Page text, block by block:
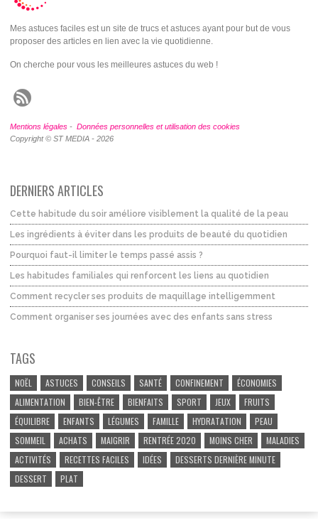
Mes astuces faciles est un site de trucs et astuces ayant pour but de vous
proposer des articles en lien avec la vie quotidienne.
On cherche pour vous les meilleures astuces du web !
Mentions légales - Données personnelles et utilisation des cookies
Copyright © ST MEDIA - 2026
DERNIERS ARTICLES
Cette habitude du soir améliore visiblement la qualité de la peau
Les ingrédients à éviter dans les produits de beauté du quotidien
Pourquoi faut-il limiter le temps passé assis ?
Les habitudes familiales qui renforcent les liens au quotidien
Comment recycler ses produits de maquillage intelligemment
Comment organiser ses journées avec des enfants sans stress
TAGS
NOËL ASTUCES CONSEILS SANTÉ CONFINEMENT
ÉCONOMIES
ALIMENTATION
BIEN-ÊTRE BIENFAITS SPORT JEUX
FRUITS
ÉQUILIBRE
ENFANTS LÉGUMES FAMILLE HYDRATATION
PEAU
SOMMEIL
ACHATS MAIGRIR RENTRÉE 2020 MOINS CHER
MALADIES
ACTIVITÉS
RECETTES FACILES IDÉES
DESSERTS DERNIÈRE MINUTE
DESSERT
PLAT